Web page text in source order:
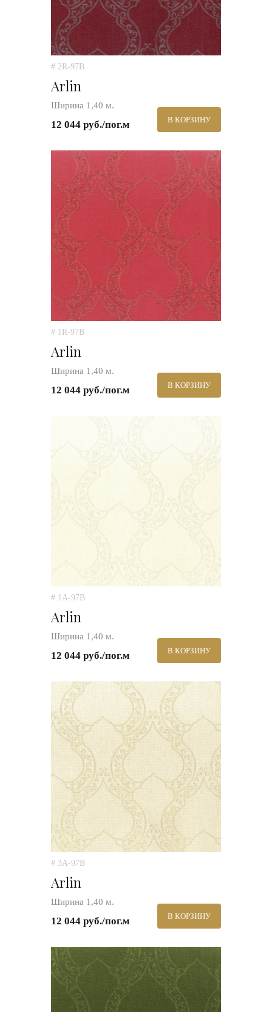
# 2R-97B
Arlin
Ширина 1,40 м.
12 044 руб./пог.м В КОРЗИНУ
# 1R-97B
Arlin
Ширина 1,40 м.
12 044 руб./пог.м В КОРЗИНУ
# 1A-97B
Arlin
Ширина 1,40 м.
12 044 руб./пог.м В КОРЗИНУ
# 3A-97B
Arlin
Ширина 1,40 м.
12 044 руб./пог.м В КОРЗИНУ